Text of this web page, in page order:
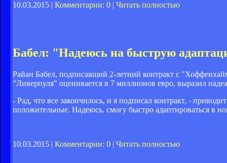
10.03.2015 | Комментарии: 0 | Читать полностью
Бабел: "Надеюсь на быструю
Райан Бабел, подписавший 2-летний контракт с
"Ливерпуля" оценивается в 7 миллионов евро, выразил
- Рад, что все закончилось, и я подписал контракт, -
положительные. Надеюсь, смогу быстро адаптироваться в
10.03.2015 | Комментарии: 0 | Читать полностью